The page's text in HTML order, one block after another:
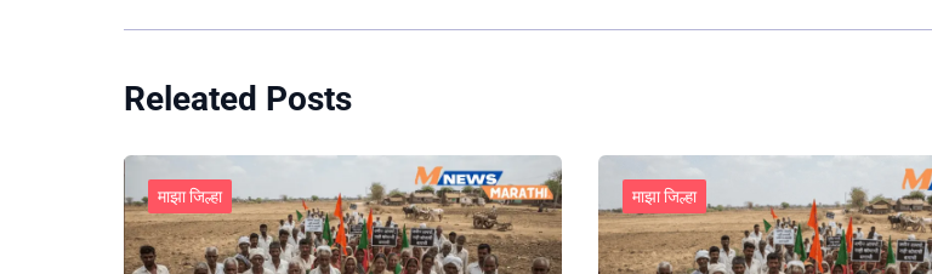
Releated Posts
माझा जिल्हा माझा जिल्हा